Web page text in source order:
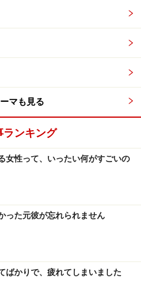
る人って、自分に自信がない
学歴、外見など、そういっ
ただの「鎧」です。自分の内
は、何かあるたびにすぐ鎧を
ネトゲで、「どう？俺の装
たちと同じです。
も、他者から見て十分にす
人は、「自分も周りの人と
、謙虚なんですよ。
たがる人はその最たる例で
分の内面どころか「今の自
過去を持ち出してくるわけ
り向き合って自己受容がで
マも見る
ランキング
女性って、いったい何がすごいの
った元彼が忘れられません
ばかりで、疲れてしまいました